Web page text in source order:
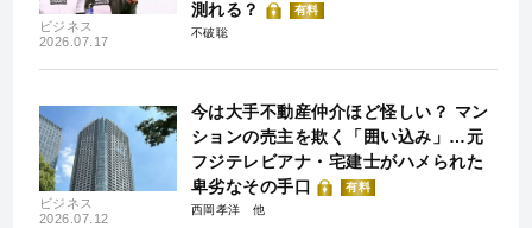
ビジネス
2026.07.17
測れる？
有料
不破聡
ビジネス
2026.07.12
今は大手不動産仲介ほど怪しい？ マン
ションの売主を欺く「囲い込み」…元
フジテレビアナ・宅建士がハメられた
卑劣なその手口
有料
西岡孝洋